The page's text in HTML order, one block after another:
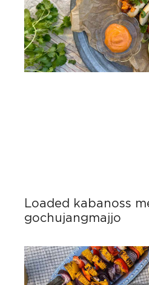
Loaded kabanoss
gochujangmajjo